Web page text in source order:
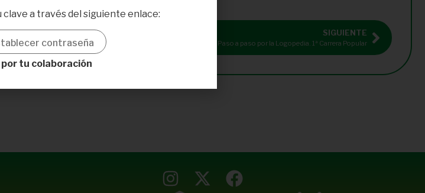
SIGUIENTE
Paso a paso por la Logopedia. 1ª Carrera Popular
a través del siguiente enlace:
contraseña
por tu colaboración